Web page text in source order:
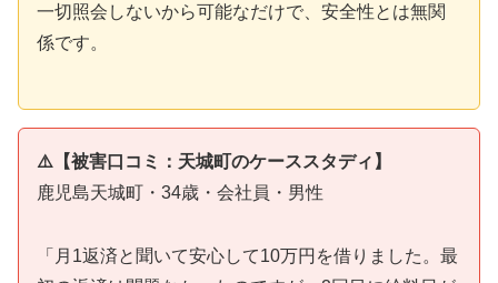
一切照会しないから可能なだけで、安全性とは無関
係です。
⚠️【被害口コミ：天城町のケーススタディ】
鹿児島天城町・34歳・会社員・男性
「月1返済と聞いて安心して10万円を借りました。最